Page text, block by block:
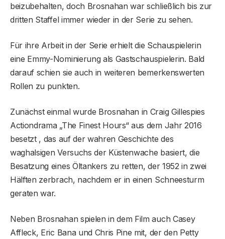
beizubehalten, doch Brosnahan war schließlich bis zur
dritten Staffel immer wieder in der Serie zu sehen.
Für ihre Arbeit in der Serie erhielt die Schauspielerin
eine Emmy-Nominierung als Gastschauspielerin. Bald
darauf schien sie auch in weiteren bemerkenswerten
Rollen zu punkten.
Zunächst einmal wurde Brosnahan in Craig Gillespies
Actiondrama „The Finest Hours“ aus dem Jahr 2016
besetzt , das auf der wahren Geschichte des
waghalsigen Versuchs der Küstenwache basiert, die
Besatzung eines Öltankers zu retten, der 1952 in zwei
Hälften zerbrach, nachdem er in einen Schneesturm
geraten war.
Neben Brosnahan spielen in dem Film auch Casey
Affleck, Eric Bana und Chris Pine mit, der den Petty